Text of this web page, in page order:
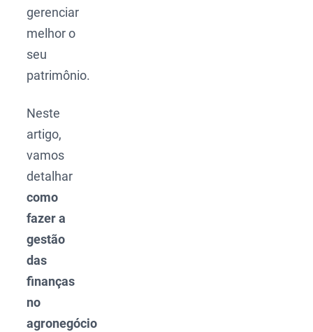
gerenciar
melhor o
seu
patrimônio.
Neste
artigo,
vamos
detalhar
como
fazer a
gestão
das
finanças
no
agronegócio